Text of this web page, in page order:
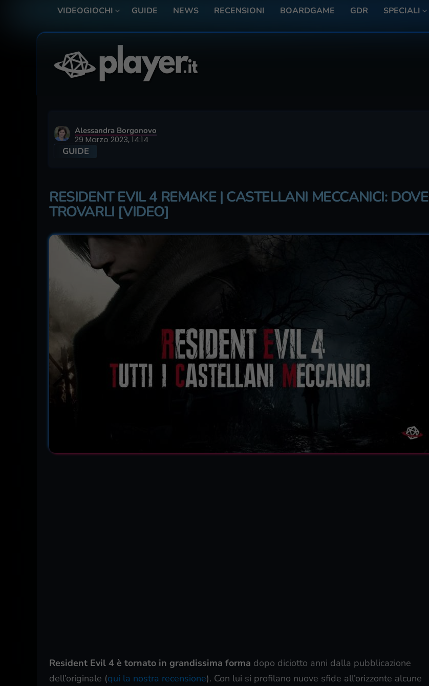
VIDEOGIOCHI GUIDE NEWS RECENSIONI BOARDGAME GDR SPECIALI
Alessandra Borgonovo
29 Marzo 2023, 14:14
GUIDE
RESIDENT EVIL 4 REMAKE | CASTELLANI MECCANICI: DOVE
TROVARLI [VIDEO]
Resident Evil 4 è tornato in grandissima forma dopo diciotto anni dalla pubblicazione
dell’originale (qui la nostra recensione). Con lui si profilano nuove sfide all’orizzonte alcune